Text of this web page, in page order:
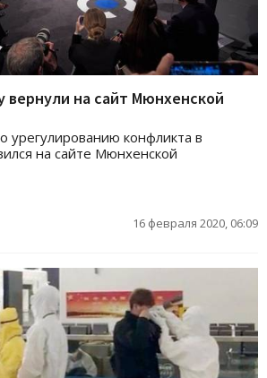
вернули на сайт Мюнхенской
урегулированию конфликта в
на сайте Мюнхенской
16 февраля 2020, 06:09